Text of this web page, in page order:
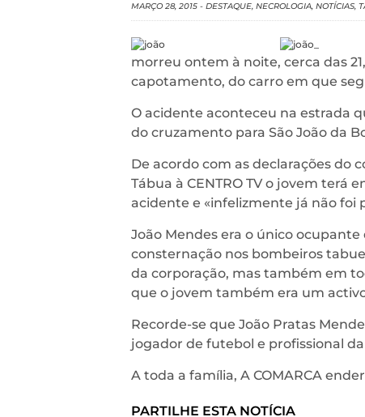
MARÇO 28, 2015 - DESTAQUE, NECROLOGIA, NOTÍCIAS,
morreu ontem à noite, cerca das
capotamento, do carro em que
O acidente aconteceu na estrada
do cruzamento para São João da
De acordo com as declarações do
Tábua à CENTRO TV o jovem terá
acidente e «infelizmente já não foi
João Mendes era o único
consternação nos bombeiros
da corporação, mas também em
que o jovem também era um
Recorde-se que João Pratas
jogador de futebol e profissional
A toda a família, A COMARCA
PARTILHE ESTA NOTÍCIA